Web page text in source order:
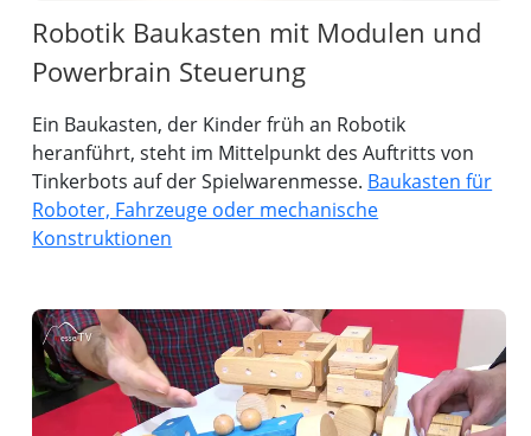
Robotik Baukasten mit Modulen und
Powerbrain Steuerung
Ein Baukasten, der Kinder früh an Robotik
heranführt, steht im Mittelpunkt des Auftritts von
Tinkerbots auf der Spielwarenmesse. Baukasten für
Roboter, Fahrzeuge oder mechanische
Konstruktionen